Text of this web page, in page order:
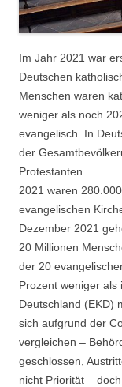
Im Jahr 2021 war
Deutschen
Menschen waren
weniger als noch
evangelisch. In
der
Protestanten.
2021 waren
evangelischen
Dezember 2021
20 Millionen
der 20
Prozent weniger als
Deutschland (EKD)
sich aufgrund der
vergleichen –
geschlossen,
nicht Priorität –